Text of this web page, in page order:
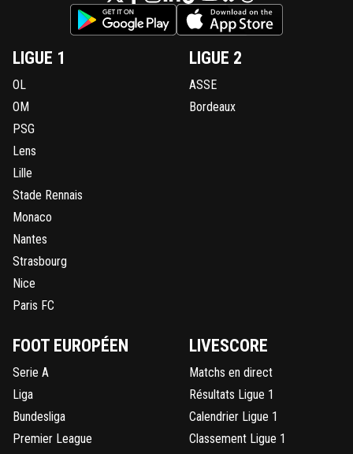
LIGUE 1
OL
OM
PSG
Lens
Lille
Stade Rennais
Monaco
Nantes
Strasbourg
Nice
Paris FC
LIGUE 2
ASSE
Bordeaux
FOOT EUROPÉEN
Serie A
Liga
Bundesliga
Premier League
LIVESCORE
Matchs en direct
Résultats Ligue 1
Calendrier Ligue 1
Classement Ligue 1